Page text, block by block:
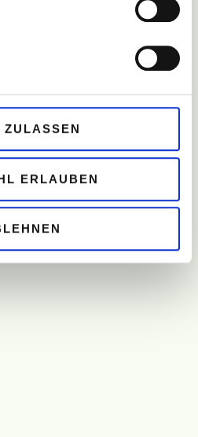
ZULASSEN
ERLAUBEN